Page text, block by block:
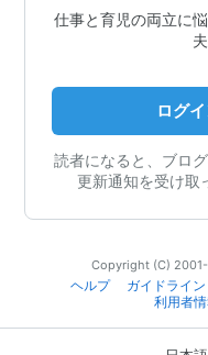
仕事と育児の両立に
ログ
読者になると、ブロ
更新通知を受け取
Copyright (C)
ヘルプ
ガイドライン
利用者